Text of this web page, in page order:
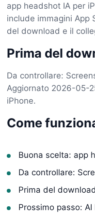
app headshot IA per
include immagini App
del download e il
Prima del
Da controllare:
Aggiornato 2026-05-
iPhone.
Come
Buona scelta: app
Da controllare:
Prima del
Prossimo passo: